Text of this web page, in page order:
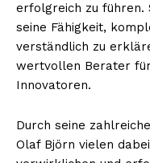
erfolgreich zu führen.
seine Fähigkeit,
verständlich zu
wertvollen Berater
Innovatoren.
Durch seine
Olaf Björn vielen